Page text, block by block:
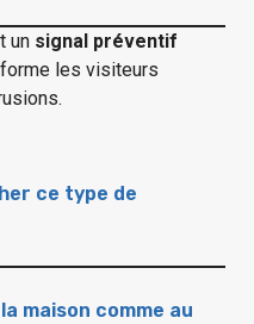
un signal préventif
les visiteurs
ce type de
maison comme au